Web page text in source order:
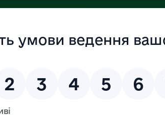
агентства України з питань
тематичної прямої телефонної лінії у ІІ